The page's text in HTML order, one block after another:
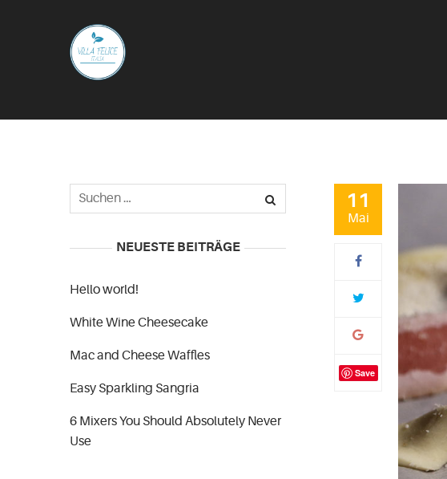
11
Mai
Save
NEUESTE BEITRÄGE
Hello world!
White Wine Cheesecake
Mac and Cheese Waffles
Easy Sparkling Sangria
6 Mixers You Should Absolutely Never
Use